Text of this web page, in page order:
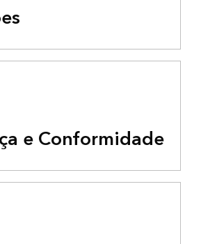
e Conformidade